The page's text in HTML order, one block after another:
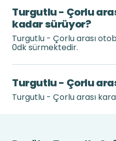
Turgutlu - Çorlu
kadar sürüyor?
Turgutlu - Çorlu arası
0dk sürmektedir.
Turgutlu - Çorlu
Turgutlu - Çorlu arası